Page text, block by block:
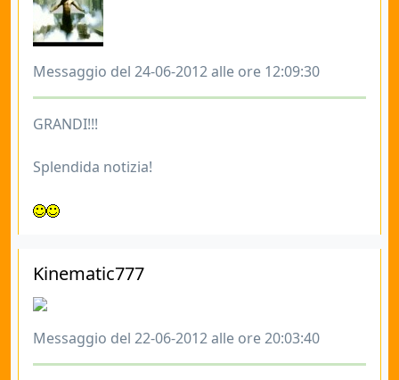
Messaggio del 24-06-2012 alle ore 12:09:30
GRANDI!!!
Splendida notizia!
Kinematic777
Messaggio del 22-06-2012 alle ore 20:03:40